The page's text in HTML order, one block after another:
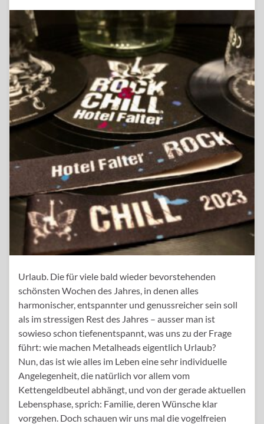
Urlaub. Die für viele bald wieder bevorstehenden
schönsten Wochen des Jahres, in denen alles
harmonischer, entspannter und genussreicher sein soll
als im stressigen Rest des Jahres – ausser man ist
sowieso schon tiefenentspannt, was uns zu der Frage
führt: wie machen Metalheads eigentlich Urlaub?
Nun, das ist wie alles im Leben eine sehr individuelle
Angelegenheit, die natürlich vor allem vom
Kettengeldbeutel abhängt, und von der gerade aktuellen
Lebensphase, sprich: Familie, deren Wünsche klar
vorgehen. Doch schauen wir uns mal die vogelfreien